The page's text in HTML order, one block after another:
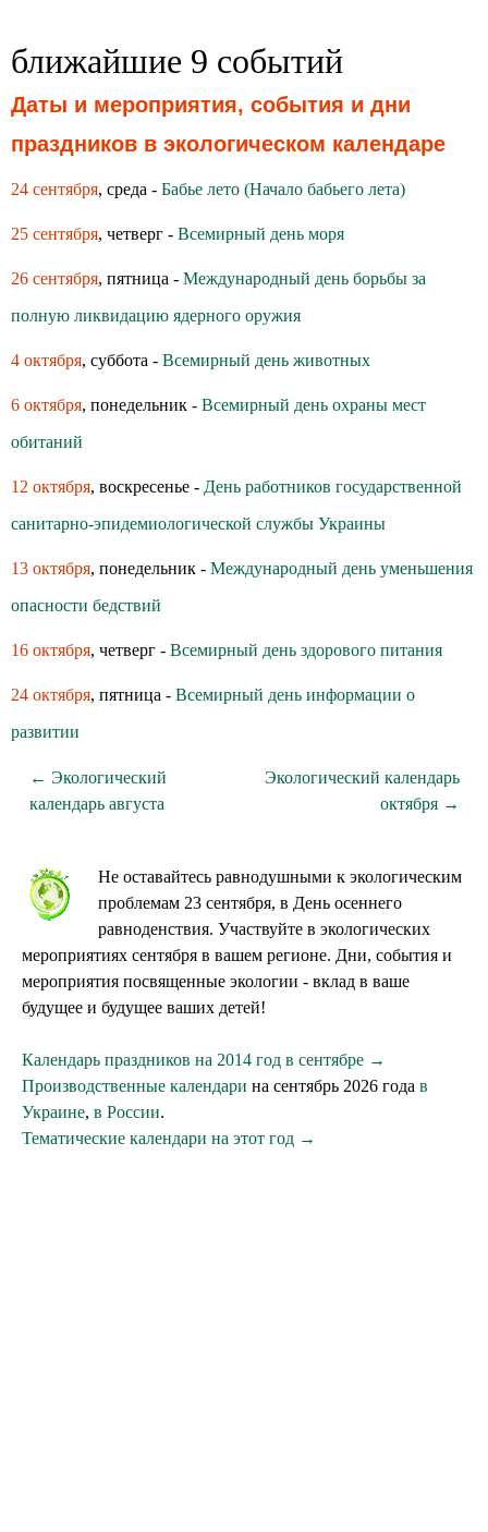
ближайшие 9 событий
Даты и мероприятия, события и дни
праздников в экологическом календаре
24 сентября, среда - Бабье лето (Начало бабьего лета)
25 сентября, четверг - Всемирный день моря
26 сентября, пятница - Международный день борьбы за
полную ликвидацию ядерного оружия
4 октября, суббота - Всемирный день животных
6 октября, понедельник - Всемирный день охраны мест
обитаний
12 октября, воскресенье - День работников государственной
санитарно-эпидемиологической службы Украины
13 октября, понедельник - Международный день уменьшения
опасности бедствий
16 октября, четверг - Всемирный день здoрoвoгo питания
24 октября, пятница - Всемирный день информации о
развитии
← Экологический
календарь августа
Экологический календарь
октября →
Не оставайтесь равнодушными к экологическим
проблемам 23 сентября, в День осеннего
равноденствия. Участвуйте в экологических
мероприятиях сентября в вашем регионе. Дни, события и
мероприятия посвященные экологии - вклад в ваше
будущее и будущее ваших детей!
Календарь праздников на 2014 год в сентябре →
Производственные календари на сентябрь 2026 года в
Украине, в России.
Тематические календари на этот год →